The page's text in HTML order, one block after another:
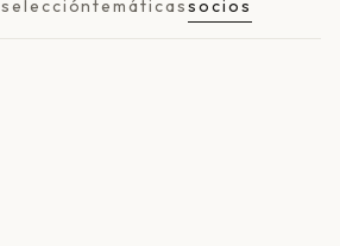
seleccióntemáticassocios